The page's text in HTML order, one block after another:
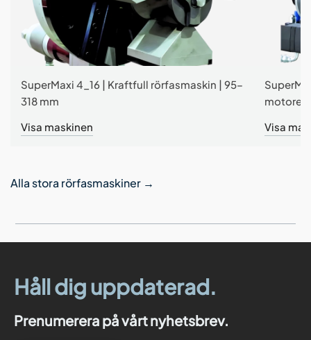
SuperMaxi 4_16 | Kraftfull rörfasmaskin | 95–
318 mm
Visa maskinen
Visa
Alla stora rörfasmaskiner →
Håll dig uppdaterad.
Prenumerera på vårt nyhetsbrev.